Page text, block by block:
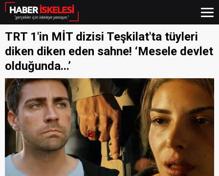
TRT 1'in MİT dizisi Teşkilat'ta tüyleri
diken diken eden sahne! ‘Mesele devlet
olduğunda...’